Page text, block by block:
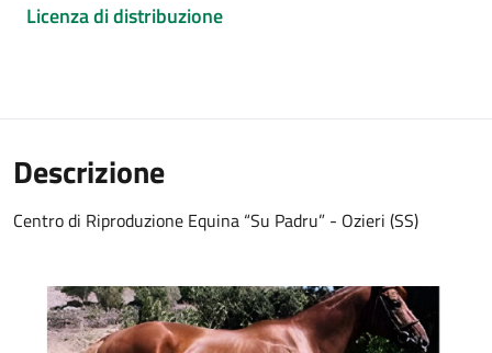
Licenza di distribuzione
Descrizione
Centro di Riproduzione Equina “Su Padru” - Ozieri (SS)